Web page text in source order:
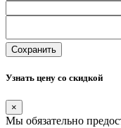
Сохранить
Узнать цену со скидкой
×
Мы обязательно